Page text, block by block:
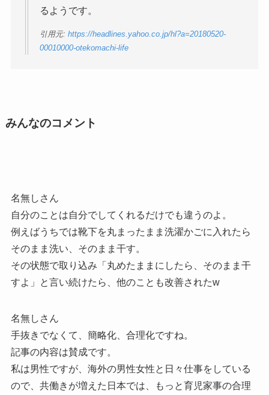
るようです。
引用元: https://headlines.yahoo.co.jp/hl?a=20180520-
00010000-otekomachi-life
みんなのコメント
名無しさん
自分のことは自分でしてくれるだけでも違うのよ。
例えばうちでは靴下を丸まったまま洗濯かごに入れたら
そのまま洗い、そのまま干す。
その状態で取り込み「丸めたままにしたら、そのまま干
すよ」と言い続けたら、他のことも改善されたw
名無しさん
手抜きでなくて、簡略化、合理化ですね。
記事の内容は賛成です。
私は男性ですが、海外の男性女性と日々仕事をしている
ので、共働きが増えた日本では、もっと育児家事の合理